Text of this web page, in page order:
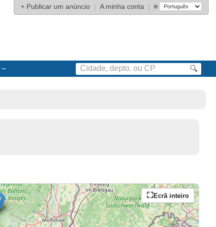
+ Publicar um anúncio | A minha conta | 🌐
🔍
Ecrã inteiro